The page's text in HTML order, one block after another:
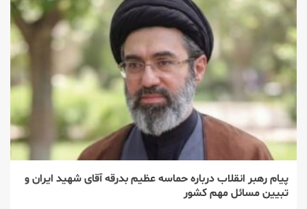
پیام رهبر انقلاب درباره حماسه عظیم بدرقه آقای شهید ایران و
تبیین مسائل مهم کشور